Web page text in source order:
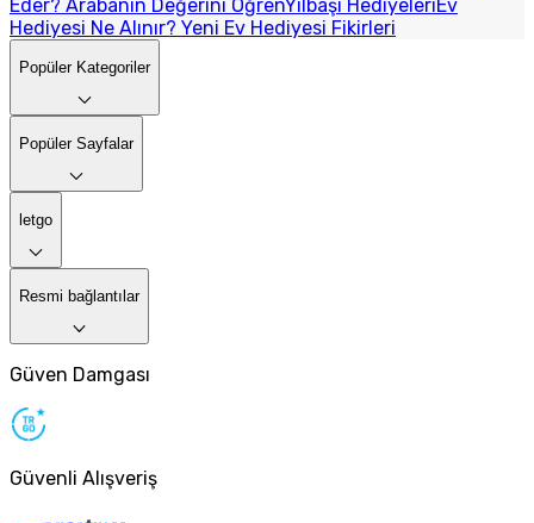
Eder? Arabanın Değerini ÖğrenYılbaşı HediyeleriEv
Hediyesi Ne Alınır? Yeni Ev Hediyesi Fikirleri
Popüler Kategoriler
Popüler Sayfalar
letgo
Resmi bağlantılar
Güven Damgası
Güvenli Alışveriş